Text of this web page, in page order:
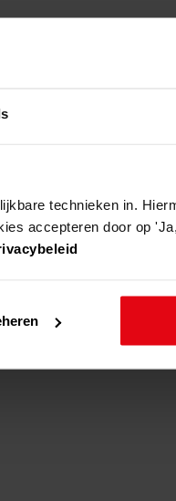
technieken in.
accepteren door op